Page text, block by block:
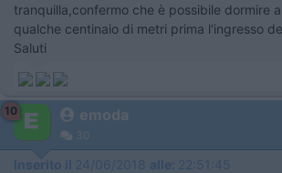
tranquilla,confermo che è possibile dormire
qualche centinaio di metri prima l'ingresso
Saluti
10 emoda
30
Inserito il 24/06/2018 alle: 22:51:45